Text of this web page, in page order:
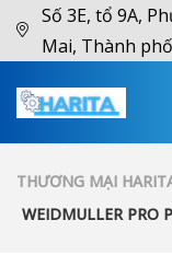
Số 3E, tổ 9A,
Mai, Thành
THƯƠNG MẠI
WEIDMULLER PRO